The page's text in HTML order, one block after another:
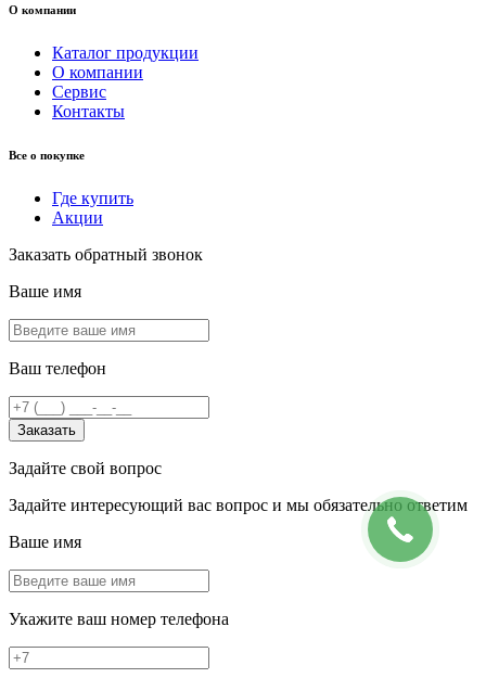
О компании
Каталог продукции
О компании
Сервис
Контакты
Все о покупке
Где купить
Акции
Заказать обратный звонок
Ваше имя
Ваш телефон
Заказать
Задайте свой вопрос
Задайте интересующий вас вопрос и мы обязательно ответим
Ваше имя
Укажите ваш номер телефона